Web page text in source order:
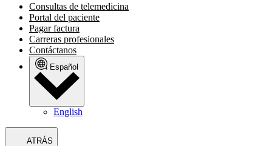
Consultas de telemedicina
Portal del paciente
Pagar factura
Carreras profesionales
Contáctanos
Español
English
ATRÁS